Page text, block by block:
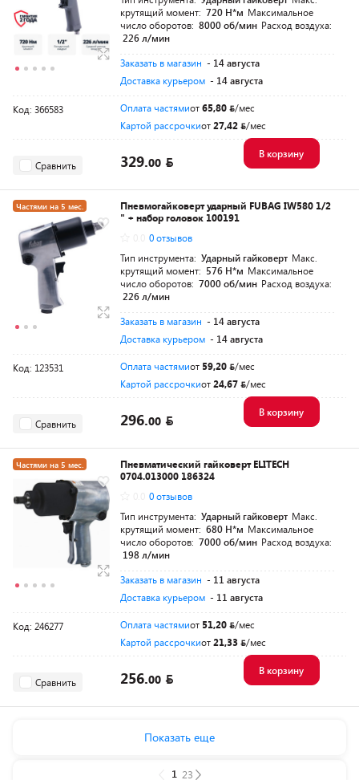
крутящий момент: 720 Н*м Максимальное
число оборотов: 8000 об/мин Расход воздуха:
226 л/мин
Заказать в магазин - 14 августа
Доставка курьером - 14 августа
Код: 366583 Оплата частямиот65,80
/мес
Картой рассрочкиот27,42 /мес
Сравнить 329.00
В корзину
Частями на 5 мес.
Разумная цена
Пневмогайковерт ударный FUBAG IW580 1/2
" + набор головок 100191
0 отзывов
Тип инструмента: Ударный гайковерт Макс.
крутящий момент: 576 Н*м Максимальное
число оборотов: 7000 об/мин Расход воздуха:
226 л/мин
Заказать в магазин - 14 августа
Доставка курьером - 14 августа
Код: 123531 Оплата частямиот 59,20
/мес
Картой рассрочкиот24,67 /мес
Сравнить 296.00
В корзину
Частями на 5 мес.
Разумная цена
Пневматический гайковерт ELITECH
0704.013000 186324
0 отзывов
Тип инструмента: Ударный гайковерт Макс.
крутящий момент: 680 Н*м Максимальное
число оборотов: 7000 об/мин Расход воздуха:
198 л/мин
Заказать в магазин - 11 августа
Доставка курьером - 11 августа
Код: 246277 Оплата частямиот 51,20
/мес
Картой рассрочкиот21,33 /мес
Сравнить 256.00
В корзину
Показать еще
1 23